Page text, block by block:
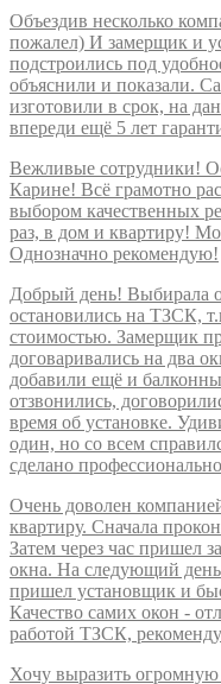
Объездив несколько
пожалел) И замерщик и
подстроились под
объяснили и показали.
изготовили в срок, на
впереди ещё 5 лет
Вежливые сотрудники!
Карине! Всё грамотно
выбором качественных
раз, в дом и квартиру!
Однозначно рекомендую!
Добрый день! Выбирала
остановились на ТЗСК,
стоимостью. Замерщик
договаривались на два
добавили ещё и
отзвонились,
время об установке.
один, но со всем
сделано
Очень доволен
квартиру. Сначала
Затем через час пришел
окна. На следующий день
пришел установщик и
Качество самих окон -
работой ТЗСК,
Хочу выразить